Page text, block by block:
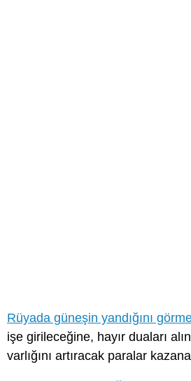
Rüyada güneşin yandığını
işe girileceğine, hayır duaları
varlığını artıracak paralar